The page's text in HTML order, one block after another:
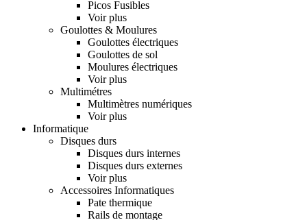
Picos Fusibles
Voir plus
Goulottes & Moulures
Goulottes électriques
Goulottes de sol
Moulures électriques
Voir plus
Multimétres
Multimètres numériques
Voir plus
Informatique
Disques durs
Disques durs internes
Disques durs externes
Voir plus
Accessoires Informatiques
Pate thermique
Rails de montage